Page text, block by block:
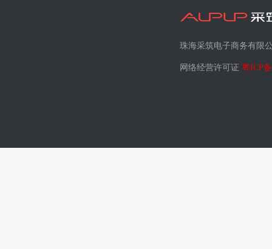
珠海采筑电子商务有限
网络经营许可证 粤ICP